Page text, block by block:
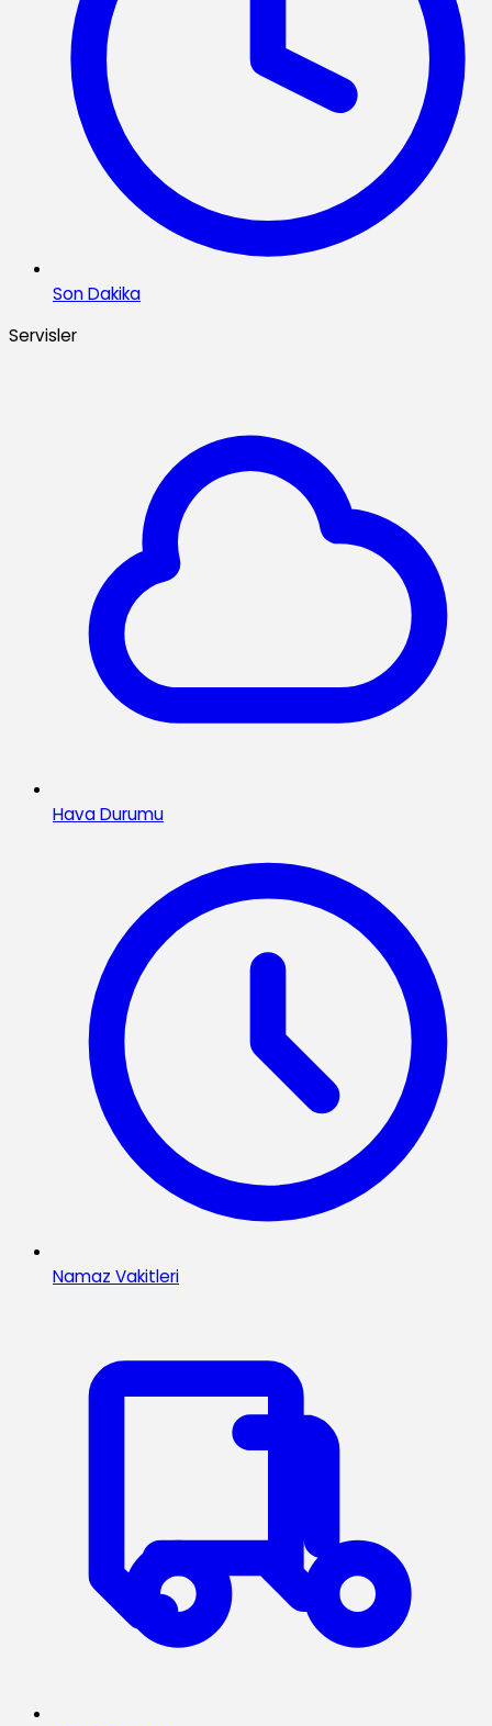
Son Dakika
Servisler
Hava Durumu
Namaz Vakitleri